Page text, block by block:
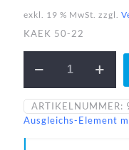
exkl. 19 % MwSt. zzgl.
KAEK 50-22
50-
A1
Menge
ARTIKELNUMMER:
Ausgleichs-Element